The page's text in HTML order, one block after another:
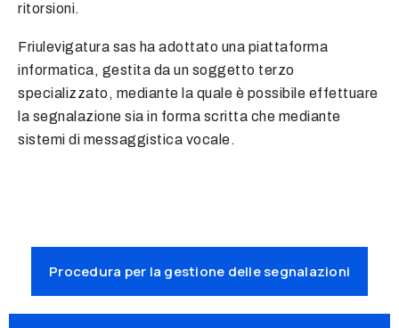
ritorsioni.
Friulevigatura sas ha adottato una piattaforma
informatica, gestita da un soggetto terzo
specializzato, mediante la quale è possibile effettuare
la segnalazione sia in forma scritta che mediante
sistemi di messaggistica vocale.
Procedura per la gestione delle segnalazioni